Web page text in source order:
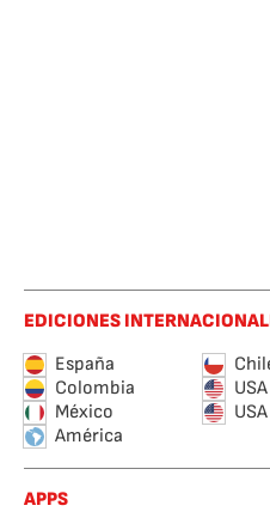
EDICIONES
España
Colombia
USA
México
América
APPS